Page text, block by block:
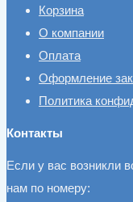
Корзина
О компании
Оплата
Оформление
Политика
Контакты
Если у вас возникли
нам по номеру: